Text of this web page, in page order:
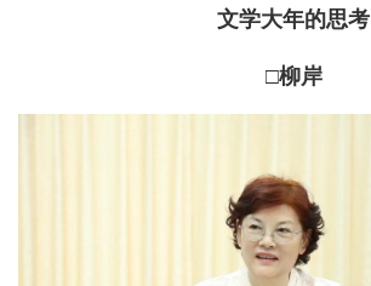
文学大年的思考
□柳岸